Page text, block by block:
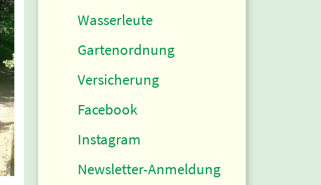
Wasserleute
Gartenordnung
Versicherung
Facebook
Instagram
Newsletter-Anmeldung